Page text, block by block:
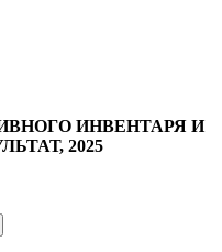
ИНВЕНТАРЯ И
2025